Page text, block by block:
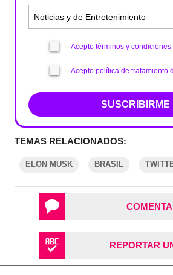
Acepto términos y condiciones
Acepto política de tratamiento
SUSCRIBIRME
TEMAS RELACIONADOS:
ELON MUSK BRASIL
REPORTAR